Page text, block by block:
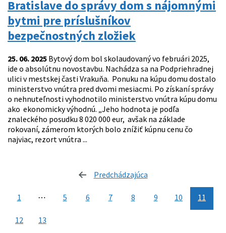
Bratislave do správy dom s nájomnými
bytmi pre príslušníkov
bezpečnostných zložiek
25. 06. 2025 Bytový dom bol skolaudovaný vo februári 2025,
ide o absolútnu novostavbu. Nachádza sa na Podpriehradnej
ulici v mestskej časti Vrakuňa. Ponuku na kúpu domu dostalo
ministerstvo vnútra pred dvomi mesiacmi. Po získaní správy
o nehnuteľnosti vyhodnotilo ministerstvo vnútra kúpu domu
ako ekonomicky výhodnú. „Jeho hodnota je podľa
znaleckého posudku 8 020 000 eur, avšak na základe
rokovaní, zámerom ktorých bolo znížiť kúpnu cenu čo
najviac, rezort vnútra ...
Predchádzajúca
1 ⋯ 5 6 7 8 9 10 11
12 13